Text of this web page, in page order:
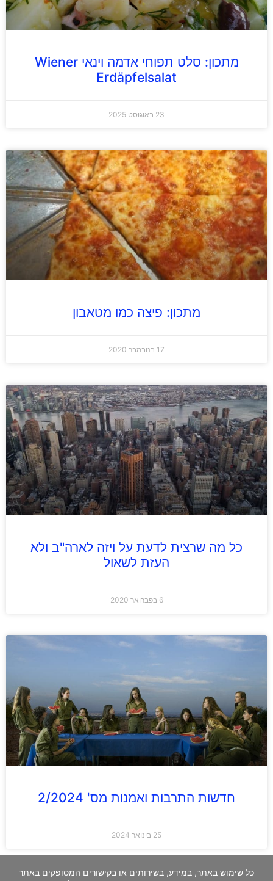
מתכון: סלט תפוחי אדמה וינאי Wiener
Erdäpfelsalat
23 באוגוסט 2025
מתכון: פיצה כמו מטאבון
17 בנובמבר 2020
כל מה שרצית לדעת על ויזה לארה"ב ולא
העזת לשאול
6 בפברואר 2020
חדשות התרבות ואמנות מס' 2/2024
25 בינואר 2024
כל שימוש באתר, במידע, בשירותים או בקישורים המסופקים באתר